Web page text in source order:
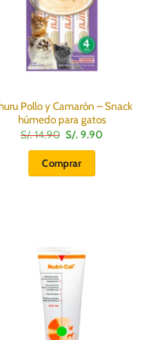
Pollo y Camarón – Snack
húmedo para gatos
S/.14.90 El
precio
original
era:
S/.
S/.9.90
Comprar